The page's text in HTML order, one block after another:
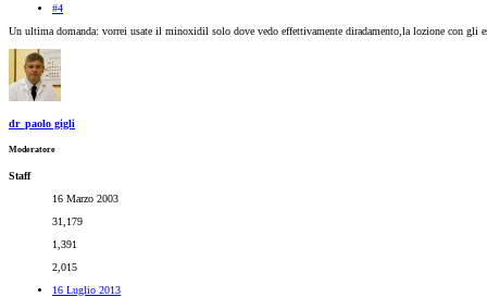
#4
Un ultima domanda: vorrei usate il minoxidil solo dove vedo effettivamente diradamento,la lozione con gli
dr_paolo gigli
Moderatore
Staff
16 Marzo 2003
31,179
1,391
2,015
16 Luglio 2013